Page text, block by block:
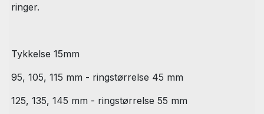
ringer.
Tykkelse 15mm
95, 105, 115 mm - ringstørrelse 45 mm
125, 135, 145 mm - ringstørrelse 55 mm